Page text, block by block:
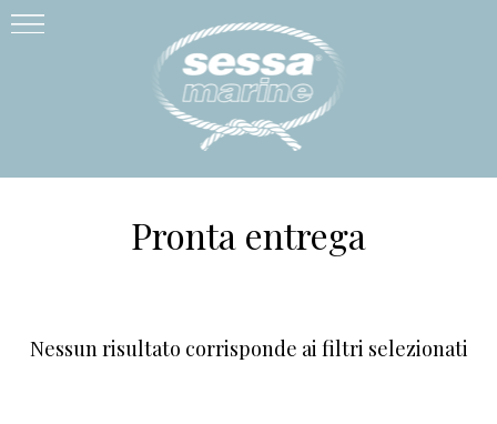
Pronta entrega
Nessun risultato corrisponde ai filtri selezionati